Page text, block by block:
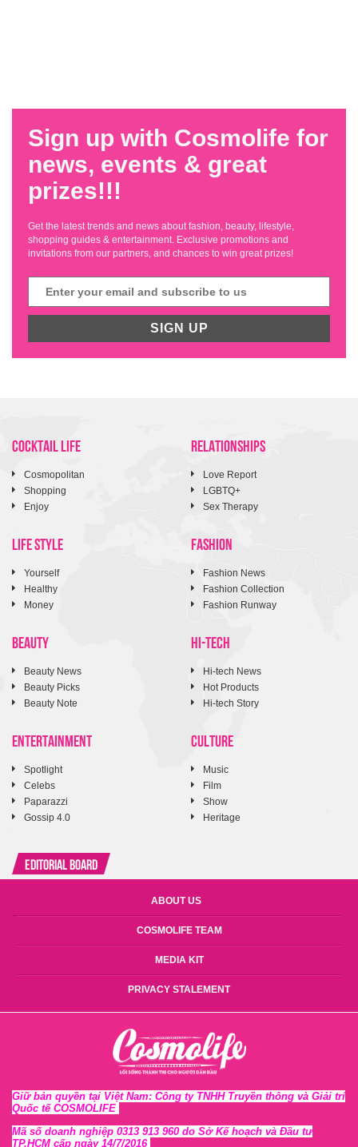
Sign up with Cosmolife for
news, events & great
prizes!!!
Get the latest trends and news about fashion, beauty, lifestyle,
shopping guides & entertainment. Exclusive promotions and
invitations from our partners, and chances to win great prizes!
SIGN UP
COCKTAIL LIFE
Cosmopolitan
Shopping
Enjoy
RELATIONSHIPS
Love Report
LGBTQ+
Sex Therapy
LIFE STYLE
Yourself
Healthy
Money
FASHION
Fashion News
Fashion Collection
Fashion Runway
BEAUTY
Beauty News
Beauty Picks
Beauty Note
HI-TECH
Hi-tech News
Hot Products
Hi-tech Story
ENTERTAINMENT
Spotlight
Celebs
Paparazzi
Gossip 4.0
CULTURE
Music
Film
Show
Heritage
Editorial Board
ABOUT US
COSMOLIFE TEAM
MEDIA KIT
PRIVACY STALEMENT
Giữ bản quyền tại Việt Nam: Công ty TNHH Truyền thông và Giải trí
Quốc tế COSMOLIFE
Mã số doanh nghiệp 0313 913 960 do Sở Kế hoạch và Đầu tư
TP.HCM cấp ngày 14/7/2016